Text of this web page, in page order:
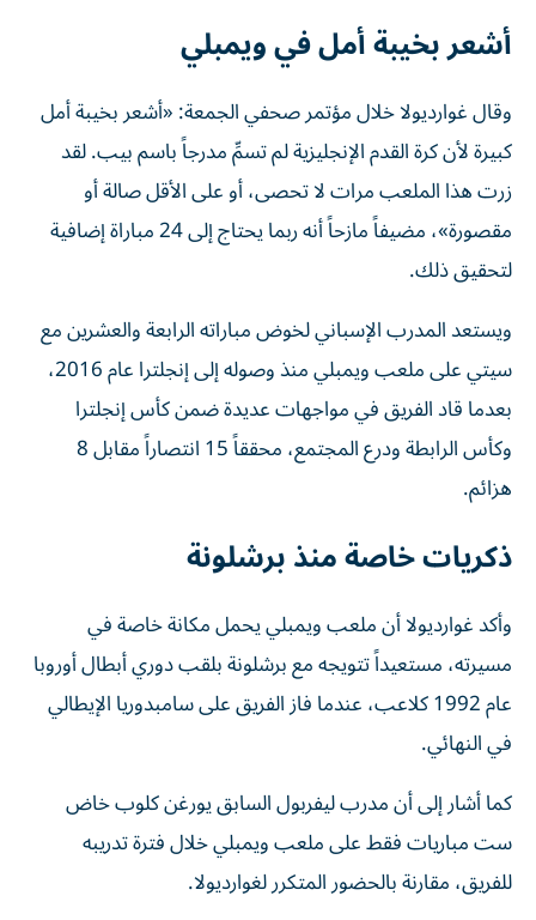
أشعر بخيبة أمل في ويمبلي
وقال غوارديولا خلال مؤتمر صحفي الجمعة: «أشعر بخيبة أمل
كبيرة لأن كرة القدم الإنجليزية لم تسمِّ مدرجاً باسم بيب. لقد
زرت هذا الملعب مرات لا تحصى، أو على الأقل صالة أو
مقصورة»، مضيفاً مازحاً أنه ربما يحتاج إلى 24 مباراة إضافية
لتحقيق ذلك.
ويستعد المدرب الإسباني لخوض مباراته الرابعة والعشرين مع
سيتي على ملعب ويمبلي منذ وصوله إلى إنجلترا عام 2016،
بعدما قاد الفريق في مواجهات عديدة ضمن كأس إنجلترا
وكأس الرابطة ودرع المجتمع، محققاً 15 انتصاراً مقابل 8
هزائم.
ذكريات خاصة منذ برشلونة
وأكد غوارديولا أن ملعب ويمبلي يحمل مكانة خاصة في
مسيرته، مستعيداً تتويجه مع برشلونة بلقب دوري أبطال أوروبا
عام 1992 كلاعب، عندما فاز الفريق على سامبدوريا الإيطالي
في النهائي.
كما أشار إلى أن مدرب ليفربول السابق يورغن كلوب خاض
ست مباريات فقط على ملعب ويمبلي خلال فترة تدريبه
للفريق، مقارنة بالحضور المتكرر لغوارديولا.